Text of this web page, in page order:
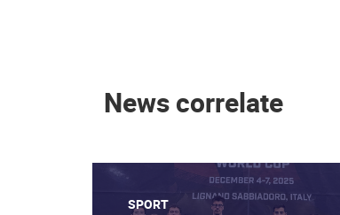
News correlate
SPORT